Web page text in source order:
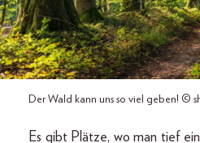
Der Wald kann uns so viel geben! ©
Es gibt Plätze, wo man tief